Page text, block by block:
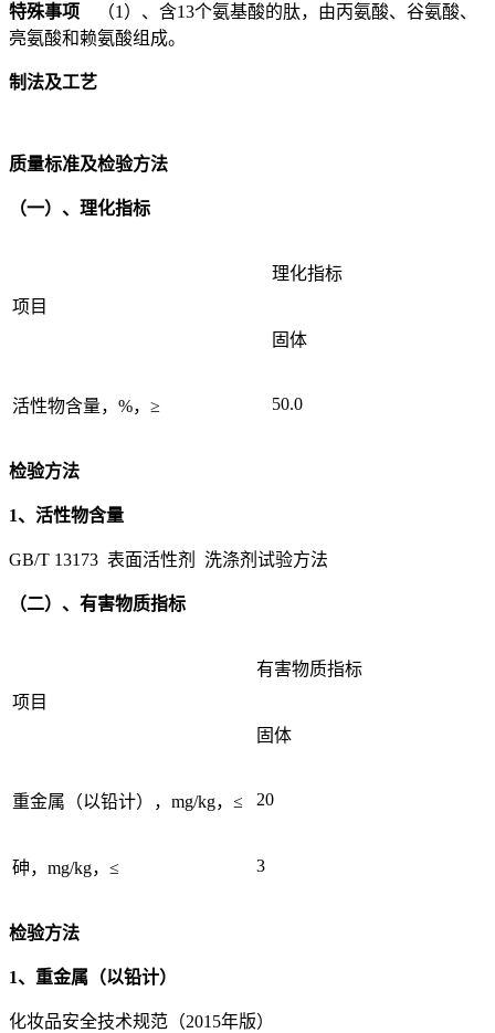
特殊事项
（1）、含13个氨基酸的肽，由丙氨酸、谷氨酸、
亮氨酸和赖氨酸组成。
制法及工艺
质量标准及检验方法
（一）、理化指标
项目
理化指标
固体
活性物含量，%，≥ 50.0
检验方法
1、活性物含量
GB/T 13173 表面活性剂 洗涤剂试验方法
（二）、有害物质指标
项目
有害物质指标
固体
重金属（以铅计），mg/kg，≤ 20
砷，mg/kg，≤ 3
检验方法
1、重金属（以铅计）
化妆品安全技术规范（2015年版）